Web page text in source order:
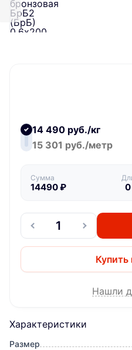
Характеристики
Размер
14 490 руб./кг
15 301 руб./метр
Сумма
14490₽ 0
Купить
Нашли